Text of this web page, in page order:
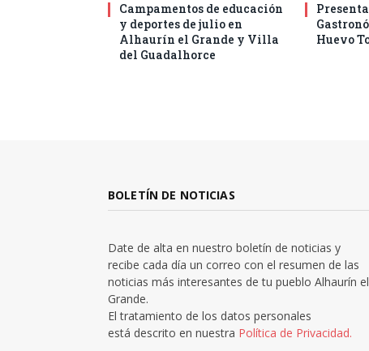
Campamentos de educación
y deportes de julio en
Alhaurín el Grande y Villa
del Guadalhorce
Huevo
BOLETÍN DE NOTICIAS
Date de alta en nuestro boletín de noticias y
recibe cada día un correo con el resumen de las
noticias más interesantes de tu pueblo Alhaurín el
Grande.
El tratamiento de los datos personales
está descrito en nuestra Política de Privacidad.